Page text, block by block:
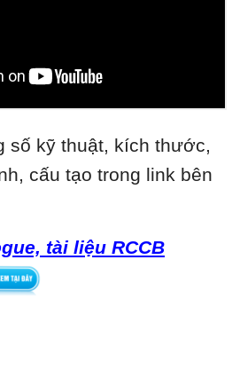
số kỹ thuật, kích thước,
cấu tạo trong link bên
tài liệu RCCB